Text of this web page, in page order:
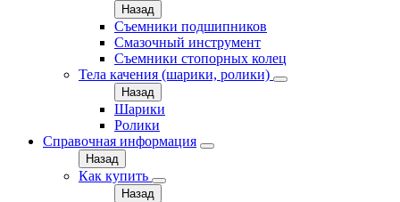
Назад
Съемники подшипников
Смазочный инструмент
Съемники стопорных колец
Тела качения (шарики, ролики)
Назад
Шарики
Ролики
Справочная информация
Назад
Как купить
Назад